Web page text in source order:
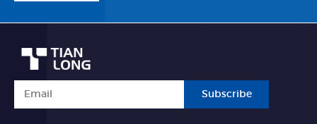
Subscribe